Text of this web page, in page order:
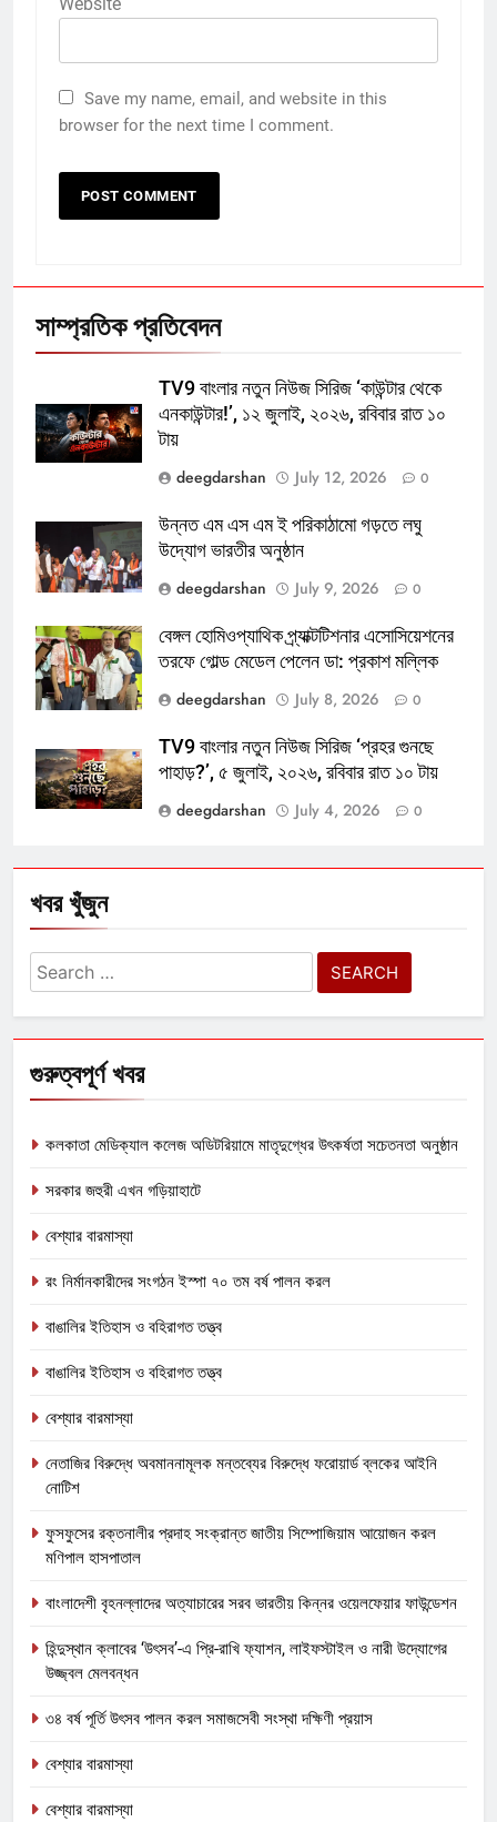
Save my name, email, and website in this
browser for the next time I comment.
সাম্প্রতিক প্রতিবেদন
TV9 বাংলার নতুন নিউজ সিরিজ ‘কাউন্টার থেকে
এনকাউন্টার!’, ১২ জুলাই, ২০২৬, রবিবার রাত ১০
টায়
deegdarshan
July 12, 2026 0
উন্নত এম এস এম ই পরিকাঠামো গড়তে লঘু
উদ্যোগ ভারতীর অনুষ্ঠান
deegdarshan
July 9, 2026 0
বেঙ্গল হোমিওপ্যাথিক প্র্যাক্টটিশনার এসোসিয়েশনের
তরফে গোল্ড মেডেল পেলেন ডা: প্রকাশ মল্লিক
deegdarshan
July 8, 2026 0
TV9 বাংলার নতুন নিউজ সিরিজ ‘প্রহর গুনছে
পাহাড়?’, ৫ জুলাই, ২০২৬, রবিবার রাত ১০ টায়
deegdarshan
July 4, 2026 0
খবর খুঁজুন
Search
for:
গুরুত্বপূর্ণ খবর
কলকাতা মেডিক্যাল কলেজ অডিটরিয়ামে মাতৃদুগ্ধের উৎকর্ষতা সচেতনতা অনুষ্ঠান
সরকার জহুরী এখন গড়িয়াহাটে
বেশ্যার বারমাস্যা
রং নির্মানকারীদের সংগঠন ইস্পা ৭০ তম বর্ষ পালন করল
বাঙালির ইতিহাস ও বহিরাগত তত্ত্ব
বাঙালির ইতিহাস ও বহিরাগত তত্ত্ব
বেশ্যার বারমাস্যা
নেতাজির বিরুদ্ধে অবমাননামূলক মন্তব্যের বিরুদ্ধে ফরোয়ার্ড ব্লকের আইনি
নোটিশ
ফুসফুসের রক্তনালীর প্রদাহ সংক্রান্ত জাতীয় সিম্পোজিয়াম আয়োজন করল
মণিপাল হাসপাতাল
বাংলাদেশী বৃহনল্লাদের অত্যাচারের সরব ভারতীয় কিন্নর ওয়েলফেয়ার ফাউন্ডেশন
হিন্দুস্থান ক্লাবের ‘উৎসব’-এ প্রি-রাখি ফ্যাশন, লাইফস্টাইল ও নারী উদ্যোগের
উজ্জ্বল মেলবন্ধন
৩৪ বর্ষ পূর্তি উৎসব পালন করল সমাজসেবী সংস্থা দক্ষিণী প্রয়াস
বেশ্যার বারমাস্যা
বেশ্যার বারমাস্যা